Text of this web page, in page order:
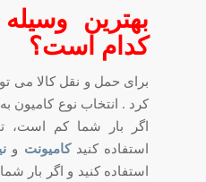
بهترین
کدام است؟
برای حمل و نقل کالا می
کرد . انتخاب نوع کامیون
اگر بار شما کم است،
استفاده کنیدکامیونت و
استفاده کنید و اگر بار